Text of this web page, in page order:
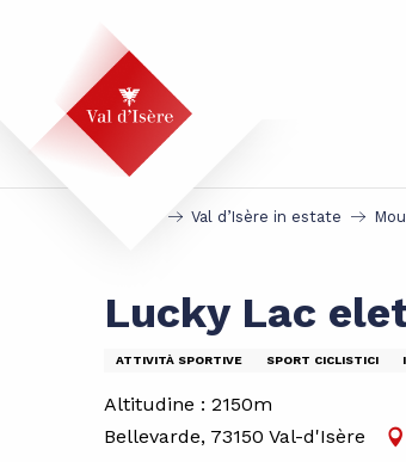
principal
Val d’Isère in estate
Lucky Lac
ATTIVITÀ SPORTIVE SPORT CICLISTICI
Altitudine : 2150m
Bellevarde, 73150 Val-d'Isère